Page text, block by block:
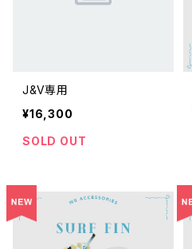
J&V専用
¥16,300
SOLD OUT